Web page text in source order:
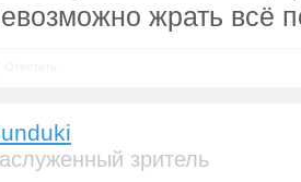
жрать всё
зритель